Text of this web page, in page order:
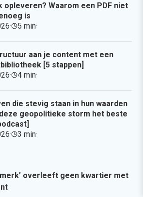
opleveren? Waarom een PDF niet
is
· 5 min·
aan je content met een
[5 stappen]
· 4 min·
die stevig staan in hun waarden
geopolitieke storm het beste
· 3 min·
overleeft geen kwartier met